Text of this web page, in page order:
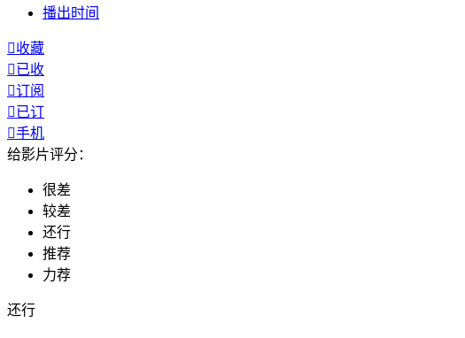
播出时间
收藏
已收
订阅
已订
手机
给影片评分：
很差
较差
还行
推荐
力荐
还行